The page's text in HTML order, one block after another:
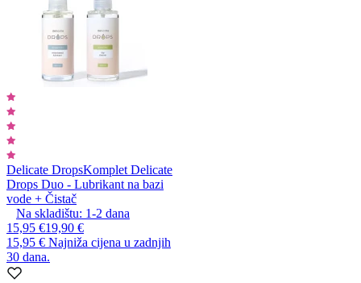
Delicate DropsKomplet Delicate
Drops Duo - Lubrikant na bazi
vode + Čistač
Na skladištu: 1-2 dana
15,95 €19,90 €
15,95 € Najniža cijena u zadnjih
30 dana.